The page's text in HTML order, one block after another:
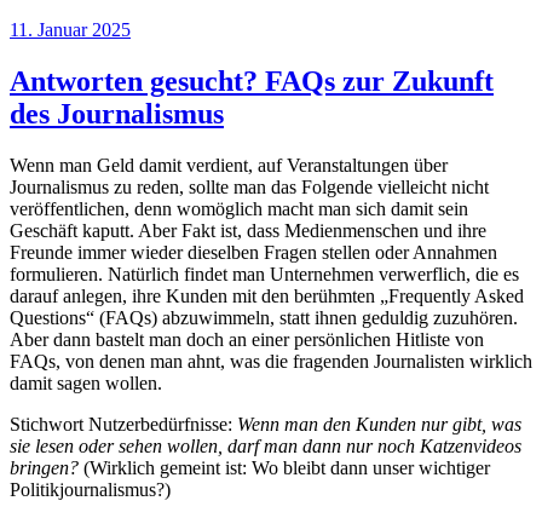
Veröffentlicht
11. Januar 2025
Antworten gesucht? FAQs zur Zukunft
des Journalismus
Wenn man Geld damit verdient, auf Veranstaltungen über
Journalismus zu reden, sollte man das Folgende vielleicht nicht
veröffentlichen, denn womöglich macht man sich damit sein
Geschäft kaputt. Aber Fakt ist, dass Medienmenschen und ihre
Freunde immer wieder dieselben Fragen stellen oder Annahmen
formulieren. Natürlich findet man Unternehmen verwerflich, die es
darauf anlegen, ihre Kunden mit den berühmten „Frequently Asked
Questions“ (FAQs) abzuwimmeln, statt ihnen geduldig zuzuhören.
Aber dann bastelt man doch an einer persönlichen Hitliste von
FAQs, von denen man ahnt, was die fragenden Journalisten wirklich
damit sagen wollen.
Stichwort Nutzerbedürfnisse: Wenn man den Kunden nur gibt, was
sie lesen oder sehen wollen, darf man dann nur noch Katzenvideos
bringen? (Wirklich gemeint ist: Wo bleibt dann unser wichtiger
Politikjournalismus?)